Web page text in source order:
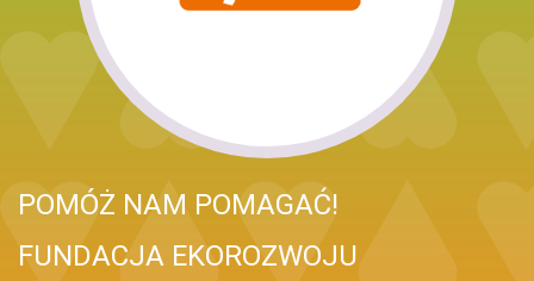
POMÓŻ NAM POMAGAĆ!
FUNDACJA EKOROZWOJU